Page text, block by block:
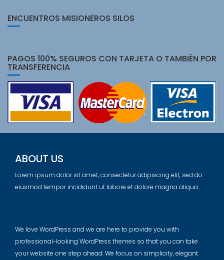
ENCUENTROS MISIONEROS SILOS
PAGOS 100% SEGUROS CON TARJETA O TAMBIÉN POR
TRANSFERENCIA
ABOUT US
Lorem ipsum dolor sit amet, consectetur adipiscing elit, sed do
eiusmod tempor incididunt ut labore et dolore magna aliqua.
We love WordPress and we are here to provide you with
professional-looking WordPress themes so that you can take
your website one step ahead. We focus on simplicity, elegant